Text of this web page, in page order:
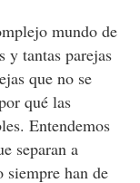
mundo de
y tantas parejas
que no se
qué las
Entendemos
separan a
siempre han de